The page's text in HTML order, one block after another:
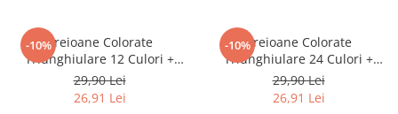
Pictură și desen
Accesorii pentru pictură
-10%Creioane Colorate
Triunghiulare 12 Culori +
Ascuțitoare Eco Faber-Castell
29,90 Lei
26,91 Lei
-10%Creioane Colorate
Triunghiulare 24 Culori +
Ascuțitoare Eco Faber-Castell
29,90 Lei
26,91 Lei